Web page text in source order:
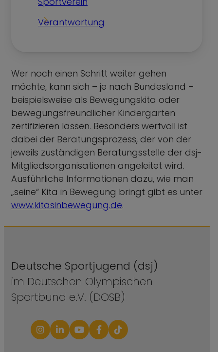
Verantwortung
Wer noch einen Schritt weiter gehen
möchte, kann sich – je nach Bundesland –
beispielsweise als Bewegungskita oder
bewegungsfreundlicher Kindergarten
zertifizieren lassen. Besonders wertvoll ist
dabei der Beratungsprozess, der von der
jeweils zuständigen Beratungsstelle der dsj-
Mitgliedsorganisationen angeleitet wird.
Ausführliche Informationen dazu, wie man
„seine“ Kita in Bewegung bringt gibt es unter
www.kitasinbewegung.de.
Deutsche Sportjugend (dsj)
im Deutschen Olympischen
Sportbund e.V. (DOSB)